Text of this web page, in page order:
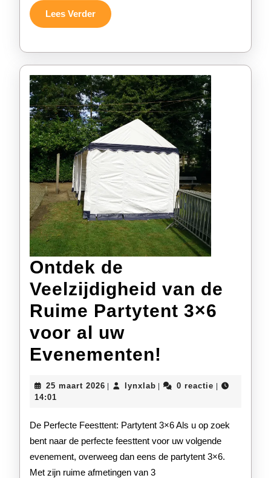
Partytent
voor
Jouw
Feest!
Lees VerderLees
Verder
Ontdek de
Veelzijdigheid van de
Ruime Partytent 3×6
voor al uw
Evenementen!
van
de
Ruime
25 maart 2026 25
lynxlablynxlab0 reactie
14:01
De Perfecte Feesttent: Partytent 3×6 Als u op zoek
bent naar de perfecte feesttent voor uw volgende
evenement, overweeg dan eens de partytent 3×6.
Met zijn ruime afmetingen van 3